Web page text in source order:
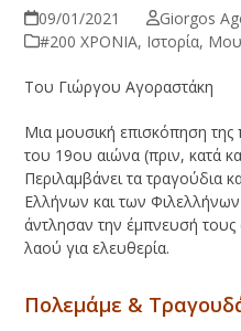
09/01/2021
Giorgos
#200 ΧΡΟΝΙΑ, Ιστορία,
Του Γιώργου Αγοραστάκη
Μια μουσική επισκόπηση
του 19ου αιώνα (πριν, κατά
Περιλαμβάνει τα τραγούδια
Ελλήνων και των
άντλησαν την έμπνευσή
λαού για ελευθερία.
Πολεμάμε &